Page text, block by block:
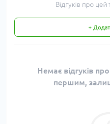
Відгуків про
+
Немає відгуків
першим,